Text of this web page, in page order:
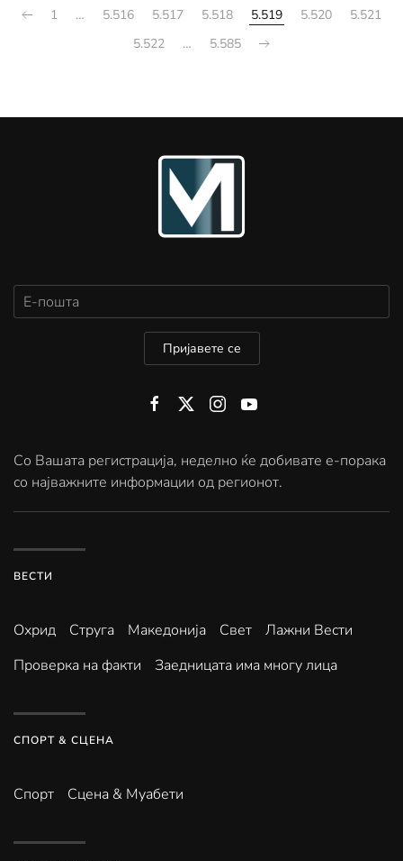
1 … 5.516 5.517 5.518 5.519 5.520
5.521
5.522
… 5.585
Пријавете се
Со Вашата регистрација, неделно ќе добивате е-порака
со најважните информации од регионот.
ВЕСТИ
Охрид Струга Македонија Свет
Лажни Вести
Проверка на факти
Заедницата има многу лица
СПОРТ & СЦЕНА
Спорт Сцена & Муабети